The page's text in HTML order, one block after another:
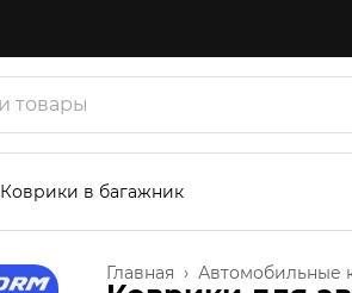
Коврики в багажник
Автомобильные
Главная ›